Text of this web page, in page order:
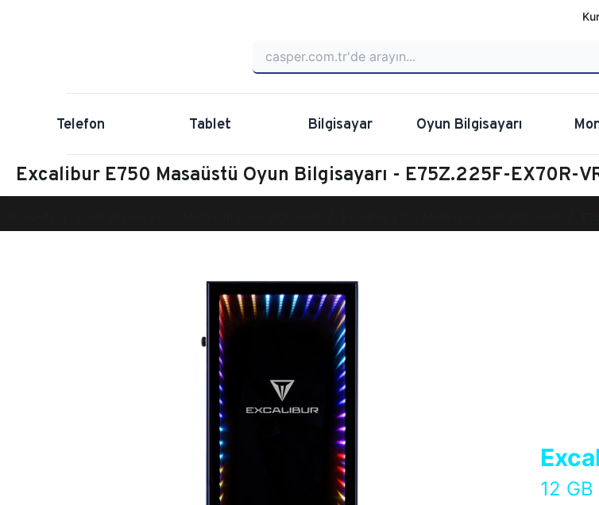
Telefon Tablet Bilgisayar Oyun Bilgisayarı
Excalibur E750 Masaüstü Oyun Bilgisayarı - E75Z.225F-EX70R-
12